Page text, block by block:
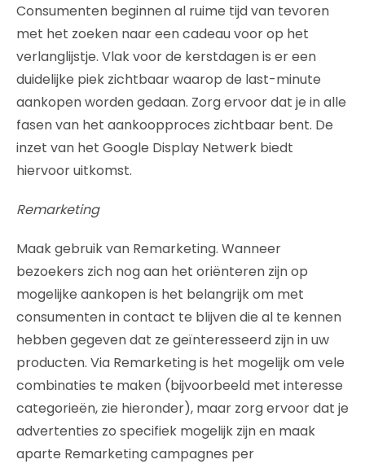
Consumenten beginnen al ruime tijd van tevoren
met het zoeken naar een cadeau voor op het
verlanglijstje. Vlak voor de kerstdagen is er een
duidelijke piek zichtbaar waarop de last-minute
aankopen worden gedaan. Zorg ervoor dat je in alle
fasen van het aankoopproces zichtbaar bent. De
inzet van het Google Display Netwerk biedt
hiervoor uitkomst.
Remarketing
Maak gebruik van Remarketing. Wanneer
bezoekers zich nog aan het oriënteren zijn op
mogelijke aankopen is het belangrijk om met
consumenten in contact te blijven die al te kennen
hebben gegeven dat ze geïnteresseerd zijn in uw
producten. Via Remarketing is het mogelijk om vele
combinaties te maken (bijvoorbeeld met interesse
categorieën, zie hieronder), maar zorg ervoor dat je
advertenties zo specifiek mogelijk zijn en maak
aparte Remarketing campagnes per